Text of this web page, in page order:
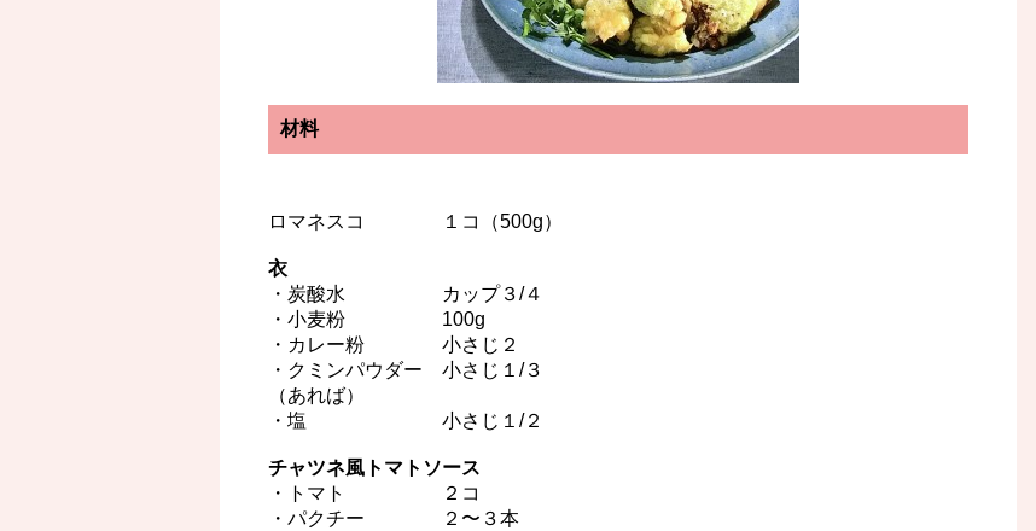
材料
ロマネスコ １コ（500g）
衣
・炭酸水 カップ３/４
・小麦粉 100g
・カレー粉 小さじ２
・クミンパウダー 小さじ１/３
（あれば）
・塩 小さじ１/２
チャツネ風トマトソース
・トマト ２コ
・パクチー ２〜３本